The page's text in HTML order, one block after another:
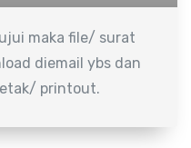
maka file/ surat
diemail ybs dan
printout.